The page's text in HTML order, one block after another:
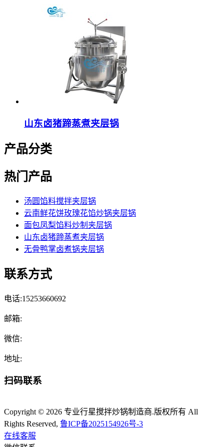
山东卤猪蹄蒸煮夹层锅
产品分类
热门产品
汤圆馅料搅拌夹层锅
云南鲜花饼玫瑰花馅炒锅夹层锅
面包凤梨馅料炒制夹层锅
山东卤猪蹄蒸煮夹层锅
无骨鸭掌卤煮锅夹层锅
联系方式
电话:15253660692
邮箱:
微信:
地址:
扫码联系
Copyright © 2026 专业行星搅拌炒锅制造商.版权所有 All
Rights Reserved, 鲁ICP备2025154926号-3
在线客服